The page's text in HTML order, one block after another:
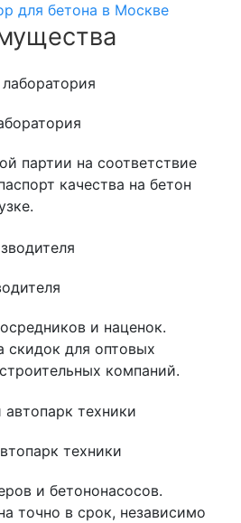
для бетона в Москве
партии на соответствие
качества на бетон
и наценок.
скидок для оптовых
компаний.
техники
и бетононасосов.
точно в срок, независимо